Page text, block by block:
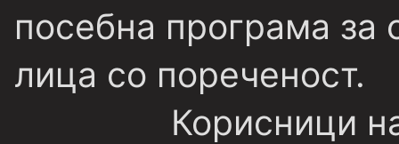
посебна програма за
лица со пореченост.
Корисници